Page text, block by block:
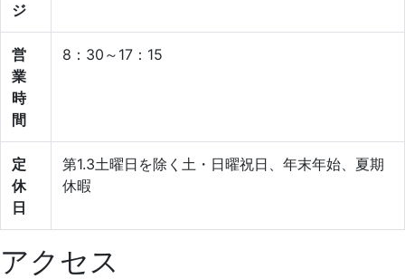
ジ
営
業
時
間
8：30～17：15
定
休
日
第1.3土曜日を除く土・日曜祝日、年末年始、夏期
休暇
アクセス